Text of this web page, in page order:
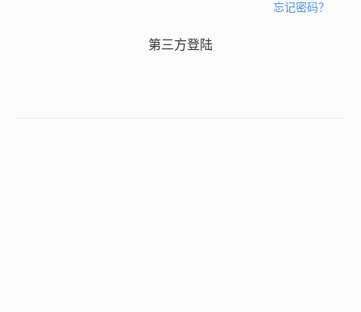
忘记密码？
第三方登陆